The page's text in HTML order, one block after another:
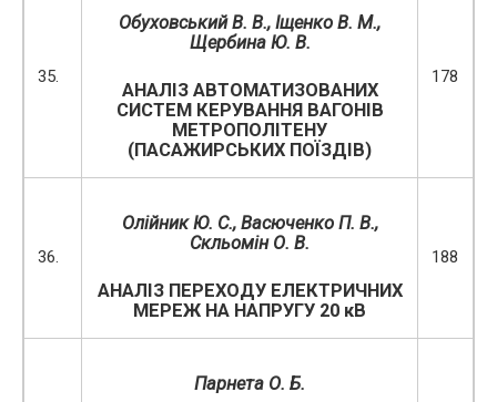
35.
Обуховський В. В., Іщенко В. М.,
Щербина Ю. В.
АНАЛІЗ АВТОМАТИЗОВАНИХ
СИСТЕМ КЕРУВАННЯ ВАГОНІВ
МЕТРОПОЛІТЕНУ
(ПАСАЖИРСЬКИХ ПОЇЗДІВ)
178
36.
Олійник Ю. С., Васюченко П. В.,
Скльомін О. В.
АНАЛІЗ ПЕРЕХОДУ ЕЛЕКТРИЧНИХ
МЕРЕЖ НА НАПРУГУ 20 кВ
188
Парнета О. Б.